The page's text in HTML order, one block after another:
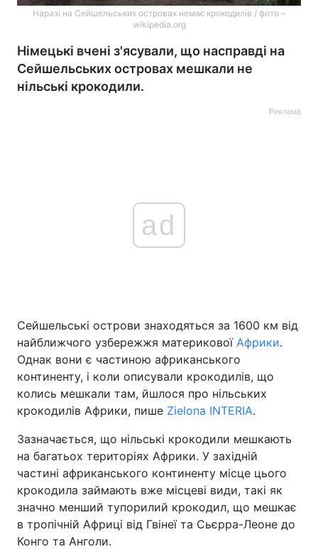
Наразі на Сейшельських островах немає крокодилів / фото –
wikipedia.org
Німецькі вчені з'ясували, що насправді на
Сейшельських островах мешкали не
нільські крокодили.
Реклама
ad
Сейшельські острови знаходяться за 1600 км від
найближчого узбережжя материкової Африки.
Однак вони є частиною африканського
континенту, і коли описували крокодилів, що
колись мешкали там, йшлося про нільських
крокодилів Африки, пише Zielona INTERIA.
Зазначається, що нільські крокодили мешкають
на багатьох територіях Африки. У західній
частині африканського континенту місце цього
крокодила займають вже місцеві види, такі як
значно менший тупорилий крокодил, що мешкає
в тропічній Африці від Гвінеї та Сьєрра-Леоне до
Конго та Анголи.